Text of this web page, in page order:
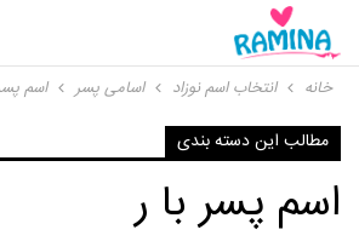
خانه انتخاب اسم نوزاد اسامی پسر اسم
مطالب این دسته بندی
اسم پسر با ر